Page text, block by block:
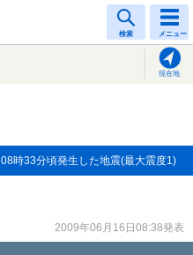
検索 メニュー
現在地
08時33分頃発生した地震(最大震度1)
2009年06月16日08:38発表